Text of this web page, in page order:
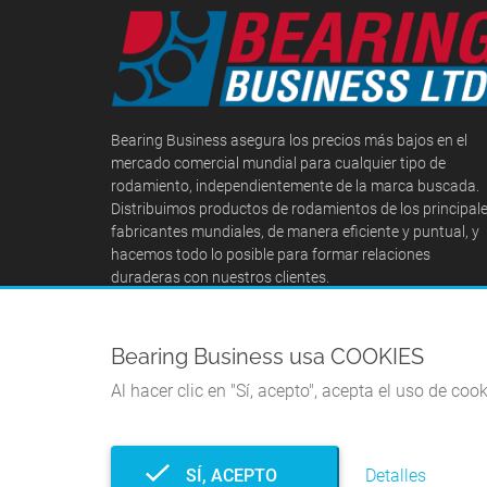
Bearing Business asegura los precios más bajos en el
mercado comercial mundial para cualquier tipo de
rodamiento, independientemente de la marca buscada.
Distribuimos productos de rodamientos de los
fabricantes mundiales, de manera eficiente y puntual, y
hacemos todo lo posible para formar relaciones
duraderas con nuestros clientes.
Bearing Business usa COOKIES
Al hacer clic en "Sí, acepto", acepta el uso de
SÍ, ACEPTO Detalles